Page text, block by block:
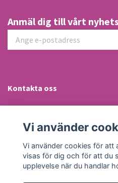
Anmäl dig till vårt
Kontakta oss
Sociala medier
Vi använder
Vi använder cookies för att
visas för dig och för att du
upplevelse när du handlar